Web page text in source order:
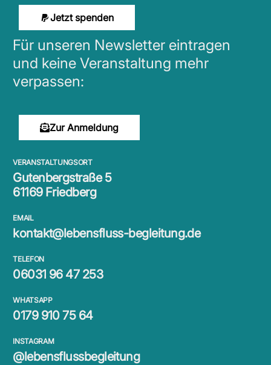
Jetzt spenden
Für unseren Newsletter eintragen
und keine Veranstaltung mehr
verpassen:
Zur Anmeldung
VERANSTALTUNGSORT
Gutenbergstraße 5
61169 Friedberg
EMAIL
kontakt@lebensfluss-begleitung.de
TELEFON
06031 96 47 253
WHATSAPP
0179 910 75 64
INSTAGRAM
@lebensflussbegleitung